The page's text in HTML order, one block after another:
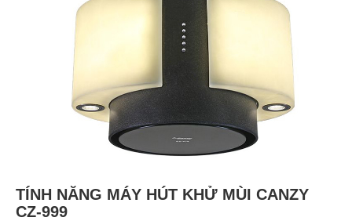
TÍNH NĂNG MÁY HÚT KHỬ MÙI CANZY
CZ-999